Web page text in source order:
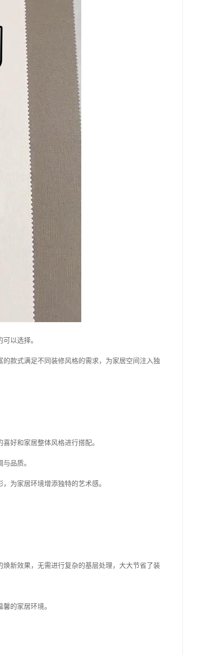
以选择。
款式满足不同装修风格的需求，为家居空间注入独
好和家居整体风格进行搭配。
品质。
为家居环境增添独特的艺术感。
新效果，无需进行复杂的基层处理，大大节省了装
的家居环境。